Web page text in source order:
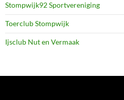
Stompwijk92 Sportvereniging
Toerclub Stompwijk
Ijsclub Nut en Vermaak